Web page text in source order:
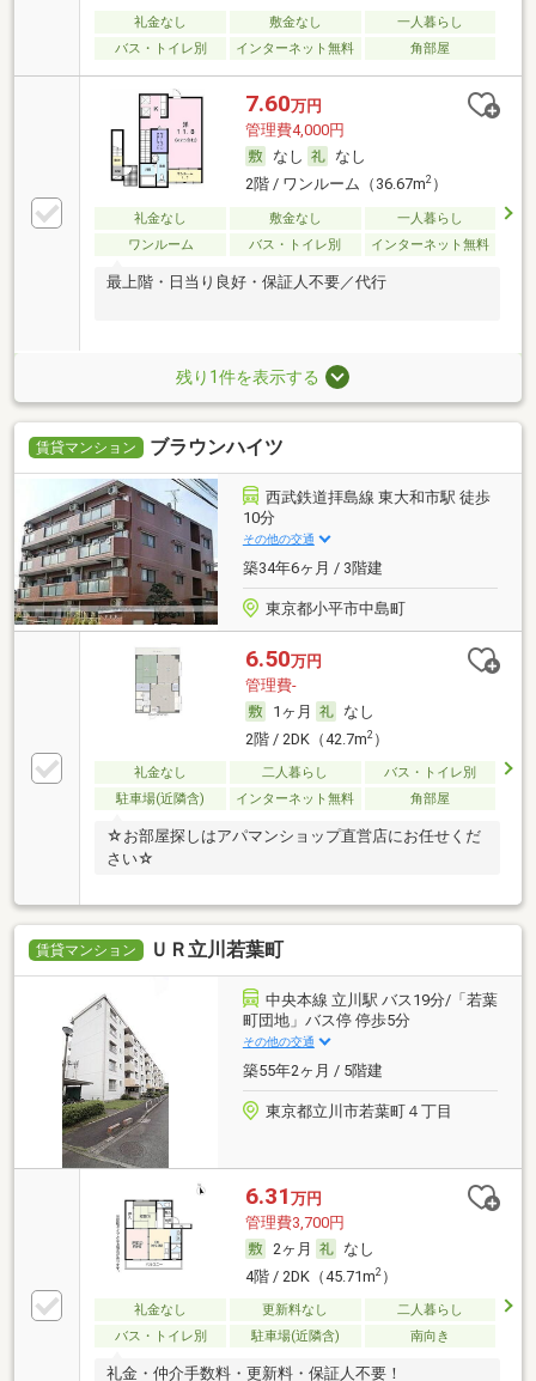
礼金なし 敷金なし
一人暮らし
バス・トイレ別
インターネット無料 角部屋
7.60万円
管理費4,000円
なし
なし
2階 / ワンルーム（36.67m2）
礼金なし 敷金なし
一人暮らし
ワンルーム
バス・トイレ別 インターネット無料
最上階・日当り良好・保証人不要／代行
残り1件を表示する
賃貸マンション ブラウンハイツ
西武鉄道拝島線 東大和市駅 徒歩
10分
その他の交通
築34年6ヶ月 / 3階建
東京都小平市中島町
6.50万円
管理費-
1ヶ月
なし
2階 / 2DK（42.7m2）
礼金なし 二人暮らし
バス・トイレ別
駐車場(近隣含)
インターネット無料 角部屋
☆お部屋探しはアパマンショップ直営店にお任せくだ
さい☆
賃貸マンション ＵＲ立川若葉町
中央本線 立川駅 バス19分/「若葉
町団地」バス停 停歩5分
その他の交通
築55年2ヶ月 / 5階建
東京都立川市若葉町４丁目
6.31 万円
管理費3,700円
2ヶ月
なし
4階 / 2DK（45.71m2）
礼金なし 更新料なし
二人暮らし
バス・トイレ別
駐車場(近隣含) 南向き
礼金・仲介手数料・更新料・保証人不要！